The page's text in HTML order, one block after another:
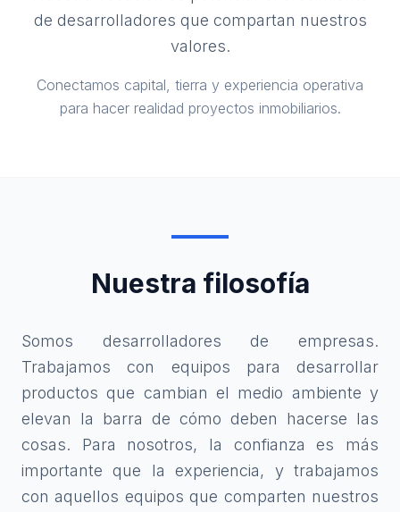
de desarrolladores que compartan nuestros
valores.
Conectamos capital, tierra y experiencia operativa
para hacer realidad proyectos inmobiliarios.
Nuestra filosofía
Somos desarrolladores de empresas.
Trabajamos con equipos para desarrollar
productos que cambian el medio ambiente y
elevan la barra de cómo deben hacerse las
cosas. Para nosotros, la confianza es más
importante que la experiencia, y trabajamos
con aquellos equipos que comparten nuestros